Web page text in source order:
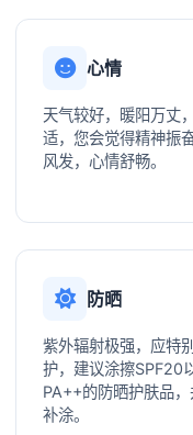
心情
天气较好，暖阳万丈
适，您会觉得精神振
风发，心情舒畅。
防晒
紫外辐射极强，应特
护，建议涂擦SPF20
PA++的防晒护肤品
补涂。